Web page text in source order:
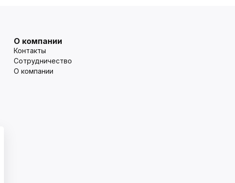
О компании
Контакты
Сотрудничество
О компании